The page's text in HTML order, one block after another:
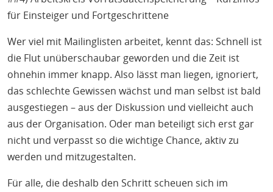
für Einsteiger und Fortgeschrittene
Wer viel mit Mailinglisten arbeitet, kennt das: Schnell ist
die Flut unüberschaubar geworden und die Zeit ist
ohnehin immer knapp. Also lässt man liegen, ignoriert,
das schlechte Gewissen wächst und man selbst ist bald
ausgestiegen – aus der Diskussion und vielleicht auch
aus der Organisation. Oder man beteiligt sich erst gar
nicht und verpasst so die wichtige Chance, aktiv zu
werden und mitzugestalten.
Für alle, die deshalb den Schritt scheuen sich im